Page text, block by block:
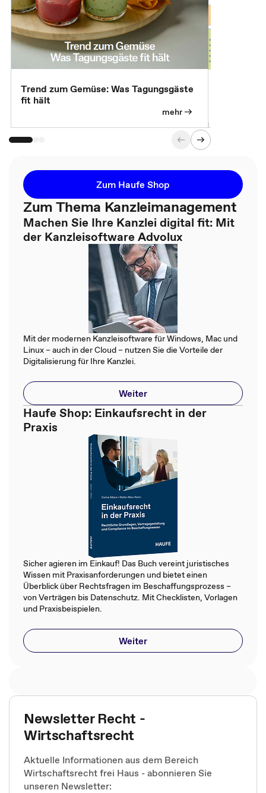
Trend zum Gemüse: Was Tagungsgäste
fit hält
mehr
Zum Haufe Shop
Zum Thema Kanzleimanagement
Machen Sie Ihre Kanzlei digital fit: Mit
der Kanzleisoftware Advolux
Mit der modernen Kanzleisoftware für Windows, Mac und
Linux – auch in der Cloud – nutzen Sie die Vorteile der
Digitalisierung für Ihre Kanzlei.
Weiter
Haufe Shop: Einkaufsrecht in der
Praxis
Sicher agieren im Einkauf! Das Buch vereint juristisches
Wissen mit Praxisanforderungen und bietet einen
Überblick über Rechtsfragen im Beschaffungsprozess –
von Verträgen bis Datenschutz. Mit Checklisten, Vorlagen
und Praxisbeispielen.
Weiter
Newsletter Recht -
Wirtschaftsrecht
Aktuelle Informationen aus dem Bereich
Wirtschaftsrecht frei Haus - abonnieren Sie
unseren Newsletter: